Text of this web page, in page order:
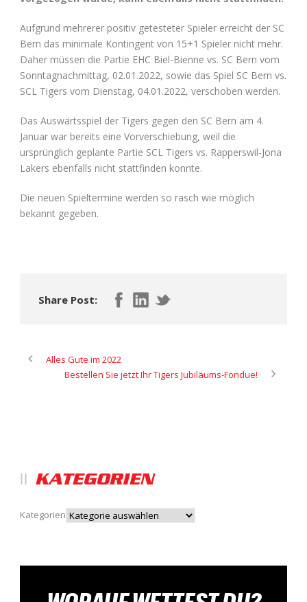
Aufgrund mehrerer positiv getesteter Spieler erreicht der SC
Bern das minimale Kontingent von 15+1 Spieler nicht mehr.
Daher müssen die Partie EHC Biel-Bienne vs. SC Bern vom
Sonntagnachmittag, 02.01.2022, sowie das Spiel SC Bern vs.
SCL Tigers vom Dienstag, 04.01.2022, verschoben werden.
Das Auswärtsspiel der Tigers gegen den SC Bern am 4.
Januar war bereits eine Vorverschiebung, weil die
ursprünglich geplante Partie SCL Tigers vs. Rapperswil-Jona
Lakers ebenfalls nicht stattfinden konnte.
Die neuen Spieltermine werden so rasch wie möglich
bekannt gegeben.
Share Post:
Alles Gute im 2022
Bestellen Sie jetzt Ihr Tigers Jubiläums-Fondue!
KATEGORIEN
Kategorien